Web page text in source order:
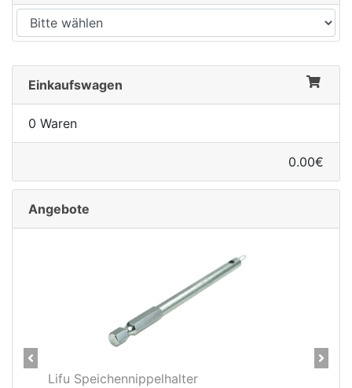
Einkaufswagen
0 Waren
0.00€
Angebote
Lifu Speichennippelhalter
Previous Next